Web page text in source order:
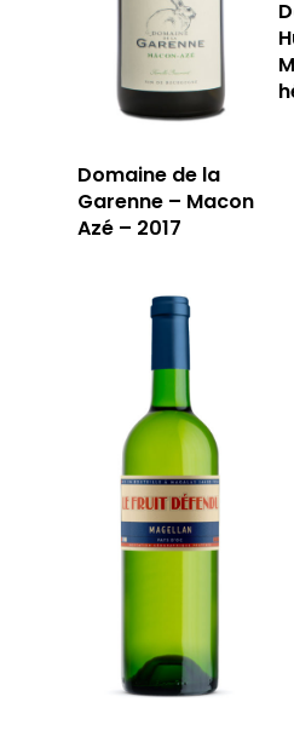
Domaine de la
Garenne – Macon
Azé – 2017